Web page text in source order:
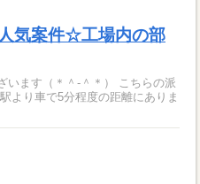
気案件☆工場内の部
います（＊＾-＾＊） こちらの派
より車で5分程度の距離にありま